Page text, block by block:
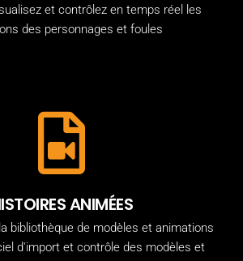
et contrôlez en temps réel les
des personnages et foules
ANIMÉES
bibliothèque de modèles et animations
d'import et contrôle des modèles et